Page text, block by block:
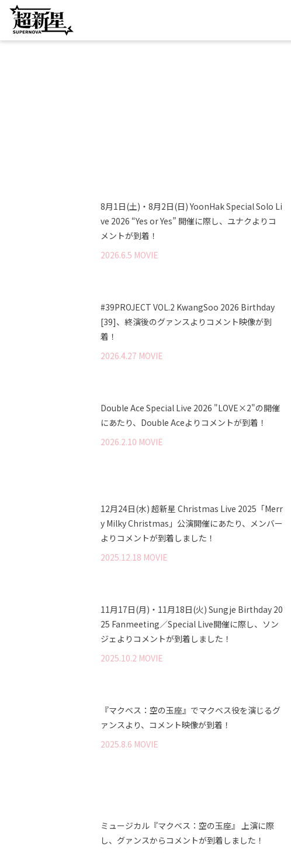
8月1日(土)・8月2日(日) YoonHak Special Solo Li
ve 2026 “Yes or Yes” 開催に際し、ユナクよりコ
メントが到着！
2026.6.5 MOVIE
#39PROJECT VOL.2 KwangSoo 2026 Birthday
[39]、終演後のグァンスよりコメント映像が到
着！
2026.4.27 MOVIE
Double Ace Special Live 2026 "LOVE×2"の開催
にあたり、Double Aceよりコメントが到着！
2026.2.10 MOVIE
12月24日(水) 超新星 Christmas Live 2025「Merr
y Milky Christmas」公演開催にあたり、メンバー
よりコメントが到着しました！
2025.12.18 MOVIE
11月17日(月)・11月18日(火) Sungje Birthday 20
25 Fanmeeting／Special Live開催に際し、ソン
ジェよりコメントが到着しました！
2025.10.2 MOVIE
『マクベス：空の玉座』でマクベス役を演じるグ
ァンスより、コメント映像が到着！
2025.8.6 MOVIE
ミュージカル『マクベス：空の玉座』 上演に際
し、グァンスからコメントが到着しました！